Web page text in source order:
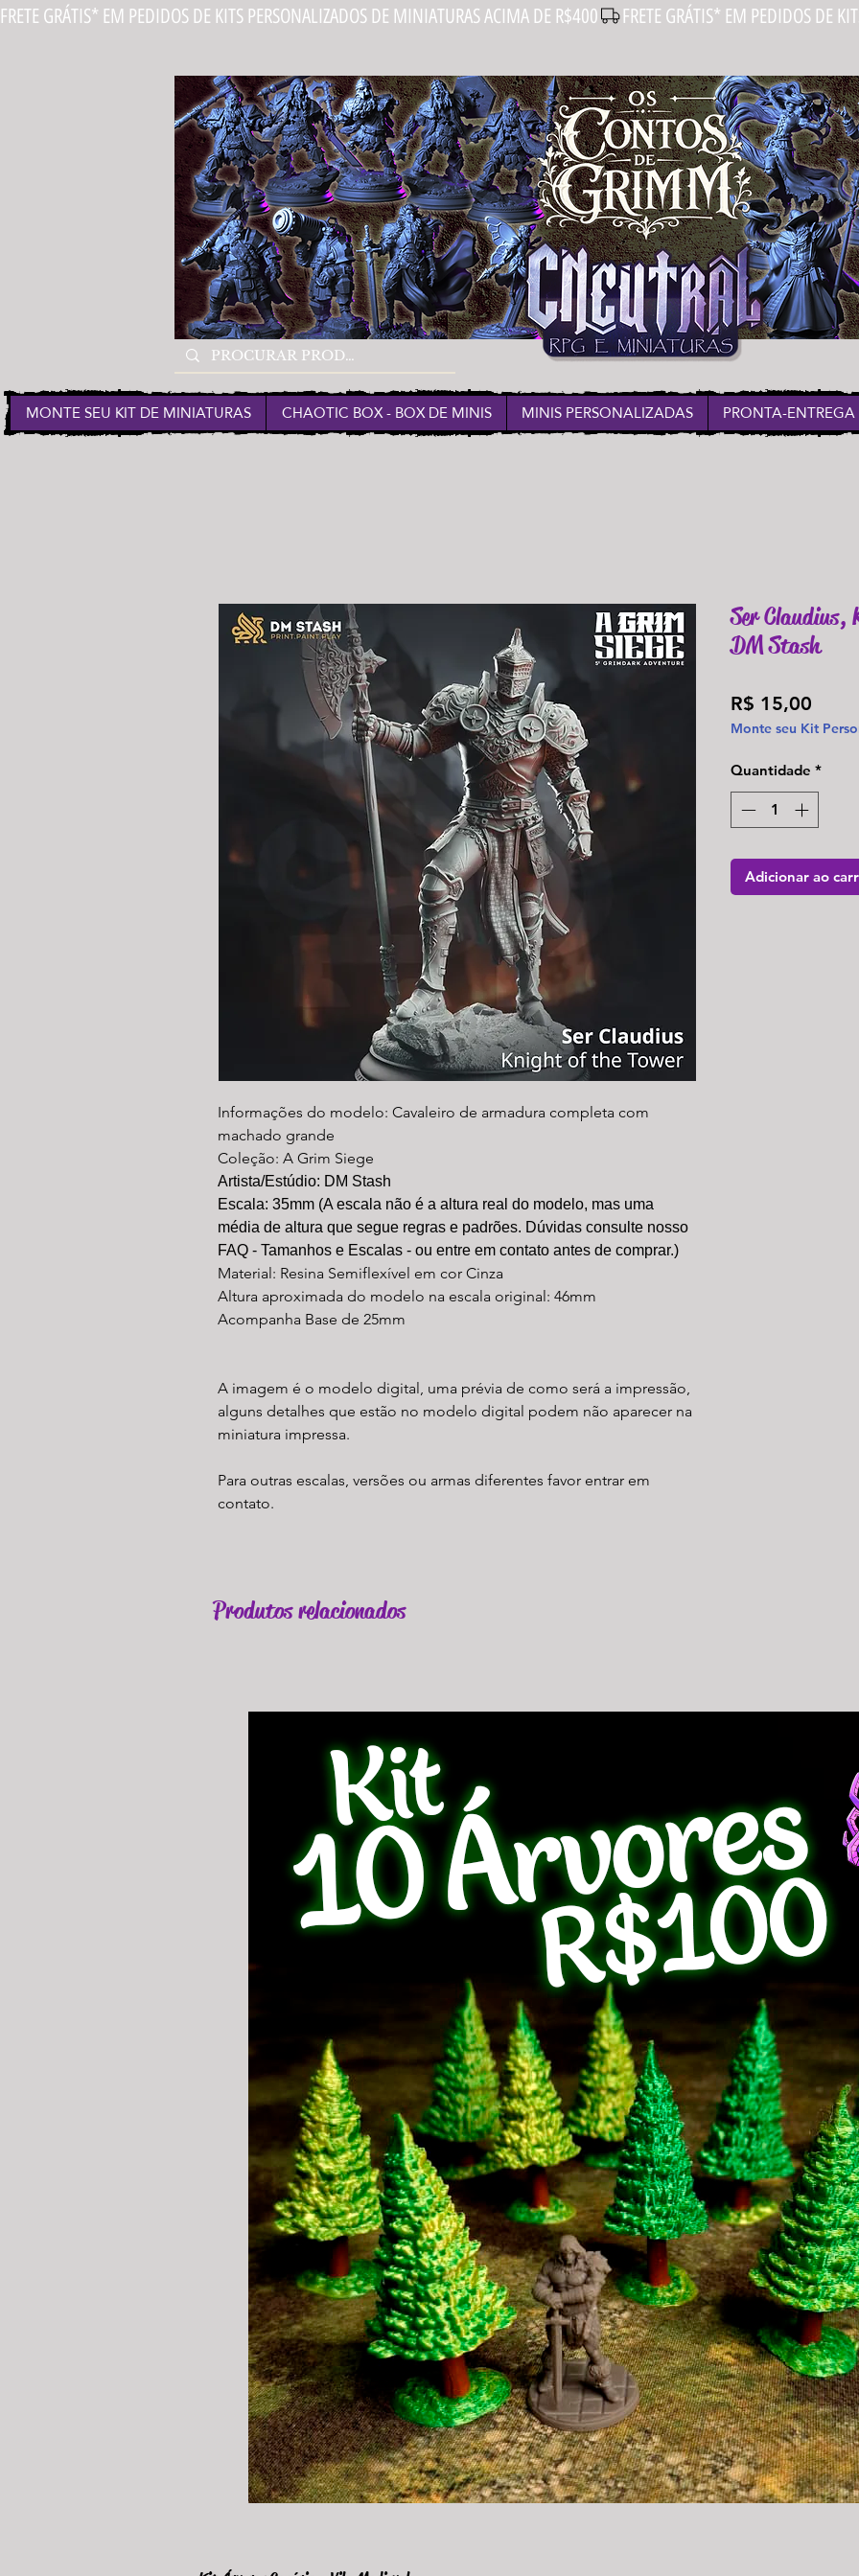
FRETE GRÁTIS* EM PEDIDOS DE KITS PERSONALIZADOS DE MINIATURAS ACIMA DE R$400
MONTE SEU KIT DE MINIATURAS CHAOTIC BOX - BOX DE MINIS MINIS PERSONALIZADAS PRONTA-ENTREGA
Informações do modelo: Cavaleiro de armadura completa com
machado grande
Coleção: A Grim Siege
Artista/Estúdio: DM Stash
Escala: 35mm (A escala não é a altura real do modelo, mas uma
média de altura que segue regras e padrões. Dúvidas consulte nosso
FAQ - Tamanhos e Escalas - ou entre em contato antes de comprar.)
Material: Resina Semiflexível em cor Cinza
Altura aproximada do modelo na escala original: 46mm
Acompanha Base de 25mm
A imagem é o modelo digital, uma prévia de como será a impressão,
alguns detalhes que estão no modelo digital podem não aparecer na
miniatura impressa.
Para outras escalas, versões ou armas diferentes favor entrar em
contato.
Ser Claudius,
DM Stash
R$ 15,00
Monte seu Kit
Quantidade *
Adicionar ao
Produtos relacionados